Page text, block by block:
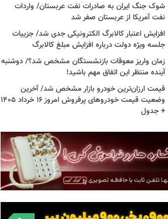
شوک جنگ ایران به صادرات نفت عربستان/ واردات
نفت آمریکا از عربستان صفر شد
افزایش اعتبار کالابرگ الکترونیکی جدی شد/ جزییات
جلسه ویژه دولت درباره افزایش مبلغ کالابرگ
زمان واریز معوقات بازنشستگان مشخص شد؟/ دوشنبه
آینده منتظر این اتفاق مهم باشید!
قیمت ارزان‌ترین خودرو بازار مشخص شد/ آخرین
وضعیت قیمت خودروهای پرفروش امروز ۱۶ خرداد ۱۴۰۵
+ جدول